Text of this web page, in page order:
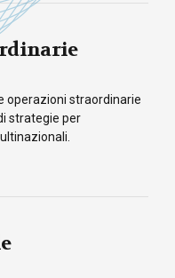
operazioni straordinarie
strategie per